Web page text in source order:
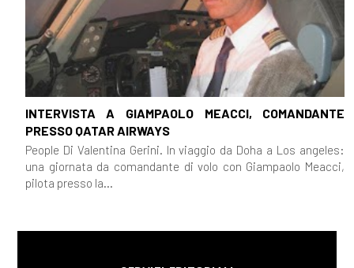
INTERVISTA A GIAMPAOLO MEACCI, COMANDANTE
PRESSO QATAR AIRWAYS
People Di Valentina Gerini. In viaggio da Doha a Los angeles:
una giornata da comandante di volo con Giampaolo Meacci,
pilota presso la...